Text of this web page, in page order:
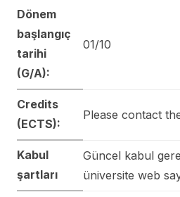
Dönem
başlangıç
tarihi
(G/A):
01/10
Credits
(ECTS):
Please contact
Kabul
şartları
Güncel kabul
üniversite web